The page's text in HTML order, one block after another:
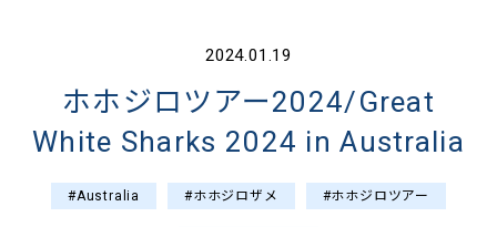
2024.01.19
ホホジロツアー2024/Great
White Sharks 2024 in Australia
#Australia #ホホジロザメ #ホホジロツアー